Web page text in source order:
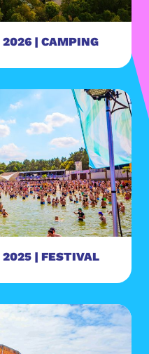
2026 | CAMPING
| FESTIVAL